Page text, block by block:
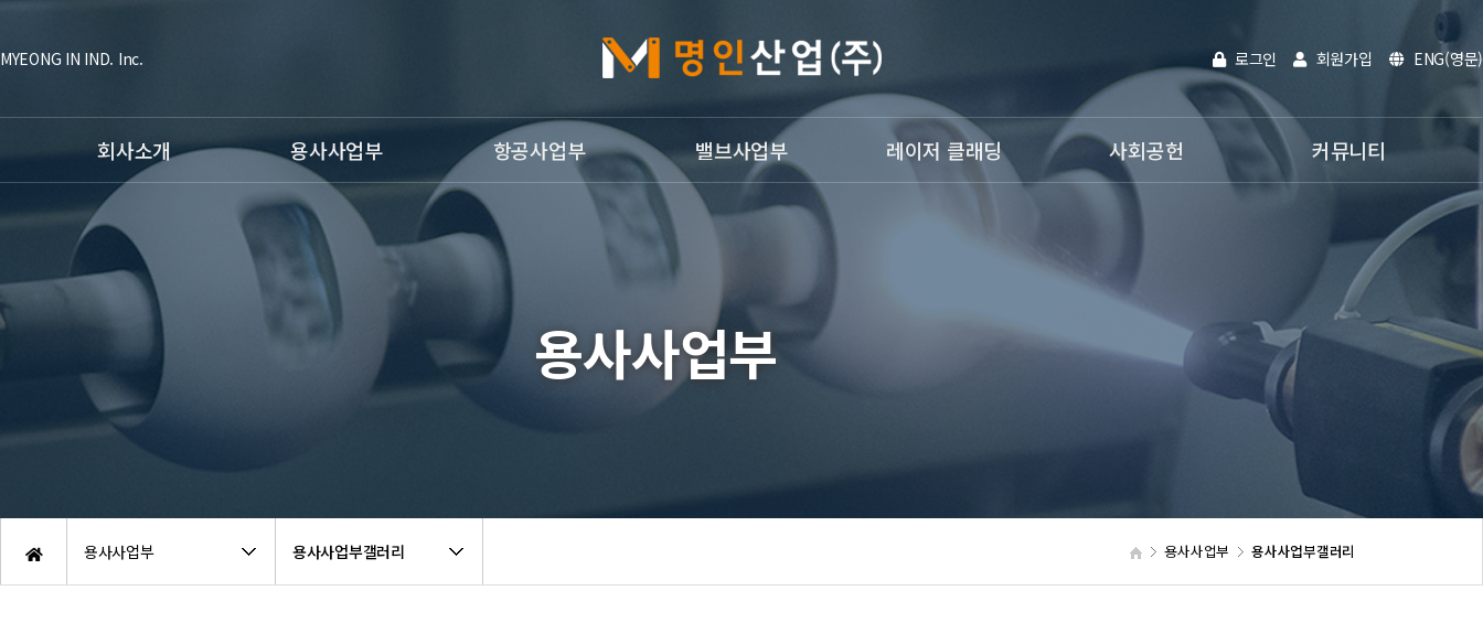
MYEONG IN IND. Inc. 로그인 회원가입 ENG(영문)
회사소개
대표인사말
조직도
연혁
용사사업부
공정소개
- HVOF Coating
- Plasma Coating
- Hardfacing Welding
항공사업부
공정소개
- Tig Welding
- 형광침투검사
장비소개
항공사업부갤러리
밸브사업부
밸브사업부
레이저 클래딩 사회공헌
사내활동
커뮤니티
전자카다록
용사사업부 용사사업부갤러리 용사사업부 용사사업부갤러리
용사사업부